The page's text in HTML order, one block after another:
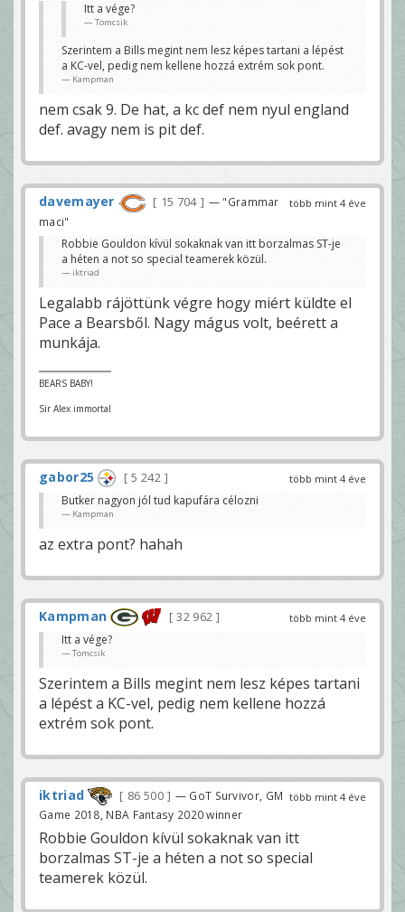
Itt a vége?
Tomcsik
Szerintem a Bills megint nem lesz képes tartani a lépést
a KC-vel, pedig nem kellene hozzá extrém sok pont.
Kampman
nem csak 9. De hat, a kc def nem nyul england
def. avagy nem is pit def.
több mint 4 éve
davemayer 15 704
— "Grammar
maci"
Robbie Gouldon kívül sokaknak van itt borzalmas ST-je
a héten a not so special teamerek közül.
iktriad
Legalabb rájöttünk végre hogy miért küldte el
Pace a Bearsből. Nagy mágus volt, beérett a
munkája.
BEARS BABY!
Sir Alex immortal
több mint 4 éve
gabor25
5 242
Butker nagyon jól tud kapufára célozni
Kampman
az extra pont? hahah
több mint 4 éve
Kampman
32 962
Itt a vége?
Tomcsik
Szerintem a Bills megint nem lesz képes tartani
a lépést a KC-vel, pedig nem kellene hozzá
extrém sok pont.
több mint 4 éve
iktriad 86 500
— GoT Survivor, GM
Game 2018, NBA Fantasy 2020 winner
Robbie Gouldon kívül sokaknak van itt
borzalmas ST-je a héten a not so special
teamerek közül.